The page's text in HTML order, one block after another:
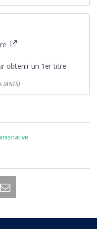
obtenir un 1er titre